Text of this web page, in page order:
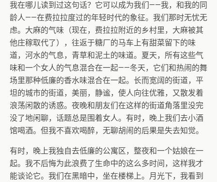
我在哪儿读到过这句话？它可以成为我们——我，和我的同
龄人——在费拉拉度过的年轻时代的象征。我们那时无忧无
虑。大麻的气味（现在，费拉拉附近的乡村里，大麻被其
他庄稼取代了），往返于糖厂的马车上有甜菜留下的味
道，河水的气息，青草和泥土的味道。夏天，所有这些气
味和一个女人的气息混合在一起——冬天，它们和热闹的舞
场里那种低廉的香水味混合在一起。长而宽阔的街道，平
坦的城市的街道，美丽，静谧，使人向往优雅，又散发着
浪荡闲散的诱惑。夜晚和朋友们在这样的街道角落里没完
没了地闲聊，话题总是围着女人。有时，晚上我们去小酒
馆喝酒。但我不喜欢喝醉，无聊胡闹的后果是失去知觉。
有时，晚上我独自去低廉的公寓区，整夜和一个姑娘在一
起。我不后悔为此浪费了生命中的这么多时间，这样我才
能谈论它。我们在黑暗中，坐在楼梯上。月光下，我看到